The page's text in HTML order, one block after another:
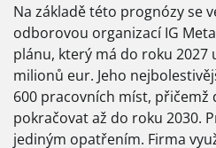
Na základě této prognózy se
odborovou organizací IG
plánu, který má do roku
milionů eur. Jeho
600 pracovních míst, přičemž
pokračovat až do roku 2030.
jediným opatřením. Firma